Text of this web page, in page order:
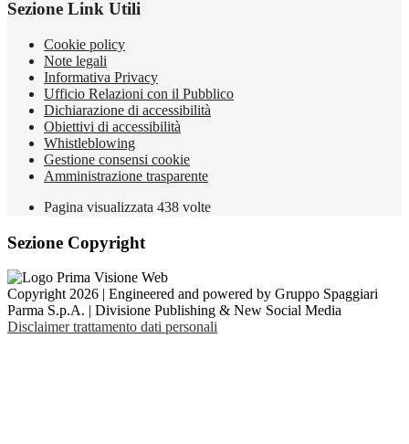
Sezione Link Utili
Cookie policy
Note legali
Informativa Privacy
Ufficio Relazioni con il Pubblico
Dichiarazione di accessibilità
Obiettivi di accessibilità
Whistleblowing
Gestione consensi cookie
Amministrazione trasparente
Pagina visualizzata 438 volte
Sezione Copyright
Copyright 2026 | Engineered and powered by Gruppo Spaggiari
Parma S.p.A. | Divisione Publishing & New Social Media
Disclaimer trattamento dati personali